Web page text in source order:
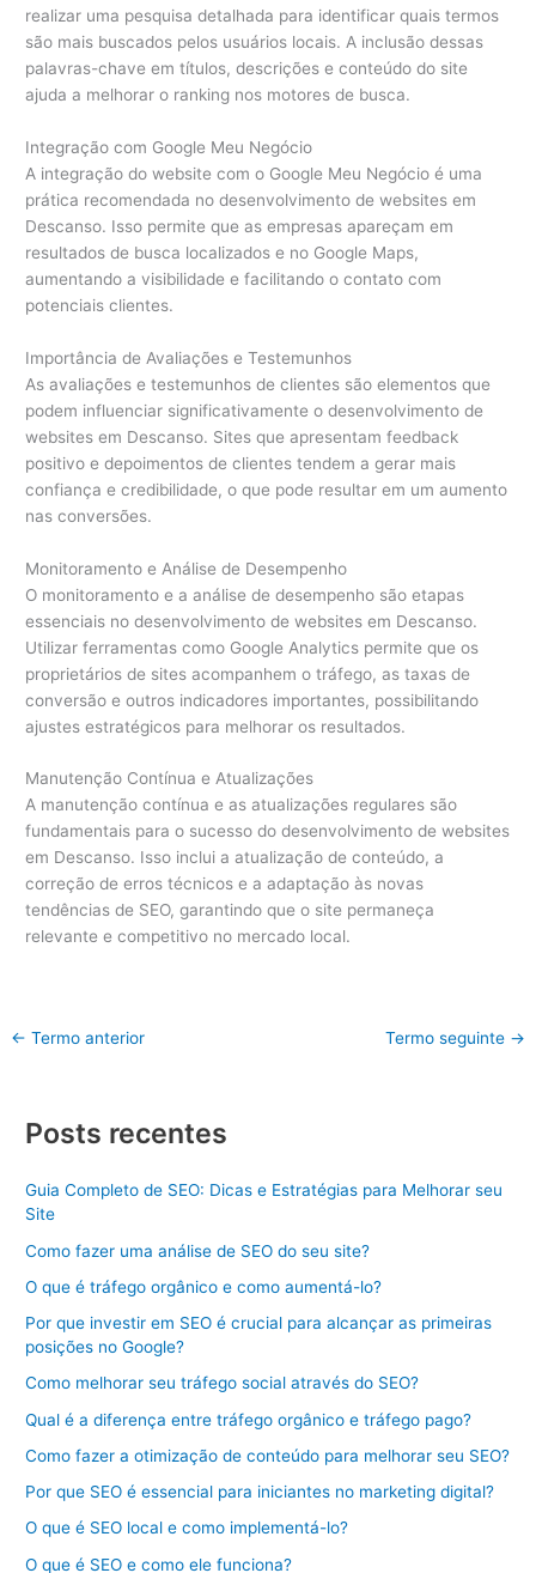
realizar uma pesquisa detalhada para identificar quais termos
são mais buscados pelos usuários locais. A inclusão dessas
palavras-chave em títulos, descrições e conteúdo do site
ajuda a melhorar o ranking nos motores de busca.
Integração com Google Meu Negócio
A integração do website com o Google Meu Negócio é uma
prática recomendada no desenvolvimento de websites em
Descanso. Isso permite que as empresas apareçam em
resultados de busca localizados e no Google Maps,
aumentando a visibilidade e facilitando o contato com
potenciais clientes.
Importância de Avaliações e Testemunhos
As avaliações e testemunhos de clientes são elementos que
podem influenciar significativamente o desenvolvimento de
websites em Descanso. Sites que apresentam feedback
positivo e depoimentos de clientes tendem a gerar mais
confiança e credibilidade, o que pode resultar em um aumento
nas conversões.
Monitoramento e Análise de Desempenho
O monitoramento e a análise de desempenho são etapas
essenciais no desenvolvimento de websites em Descanso.
Utilizar ferramentas como Google Analytics permite que os
proprietários de sites acompanhem o tráfego, as taxas de
conversão e outros indicadores importantes, possibilitando
ajustes estratégicos para melhorar os resultados.
Manutenção Contínua e Atualizações
A manutenção contínua e as atualizações regulares são
fundamentais para o sucesso do desenvolvimento de websites
em Descanso. Isso inclui a atualização de conteúdo, a
correção de erros técnicos e a adaptação às novas
tendências de SEO, garantindo que o site permaneça
relevante e competitivo no mercado local.
← Termo anterior Termo seguinte →
Posts recentes
Guia Completo de SEO: Dicas e Estratégias para Melhorar seu
Site
Como fazer uma análise de SEO do seu site?
O que é tráfego orgânico e como aumentá-lo?
Por que investir em SEO é crucial para alcançar as primeiras
posições no Google?
Como melhorar seu tráfego social através do SEO?
Qual é a diferença entre tráfego orgânico e tráfego pago?
Como fazer a otimização de conteúdo para melhorar seu SEO?
Por que SEO é essencial para iniciantes no marketing digital?
O que é SEO local e como implementá-lo?
O que é SEO e como ele funciona?